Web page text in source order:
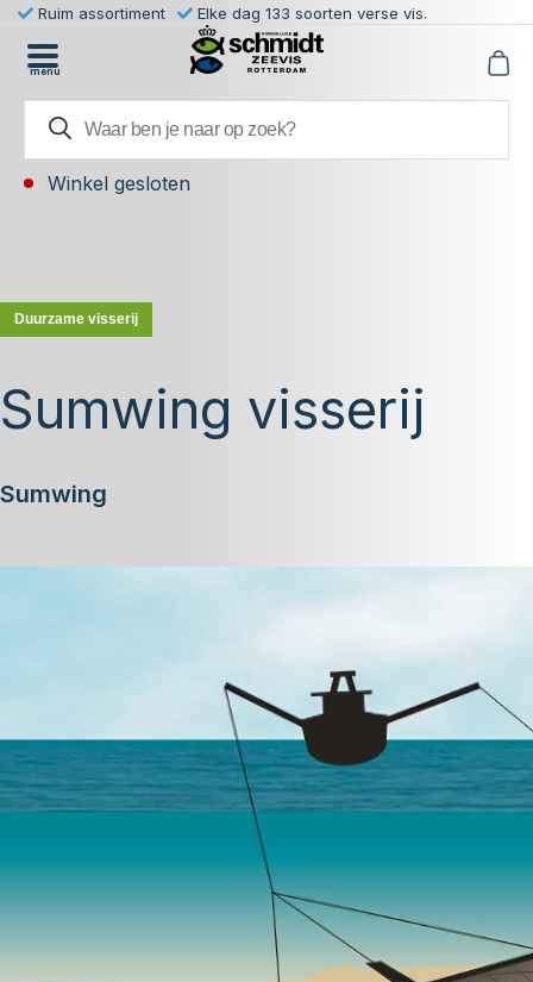
Ruim assortiment Elke dag 133 soorten verse vis.
menu
Winkel gesloten
Duurzame visserij
Sumwing visserij
Sumwing